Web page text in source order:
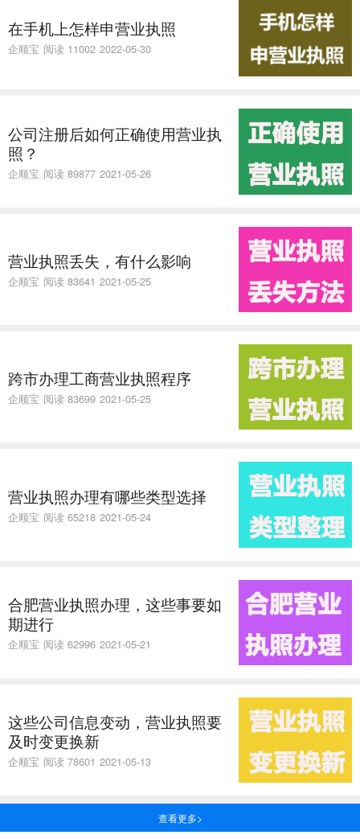
在手机上怎样申营业执照
企顺宝 阅读 11002 2022-05-30
公司注册后如何正确使用营业执
照？
企顺宝 阅读 89877 2021-05-26
营业执照丢失，有什么影响
企顺宝 阅读 83641 2021-05-25
跨市办理工商营业执照程序
企顺宝 阅读 83699 2021-05-25
营业执照办理有哪些类型选择
企顺宝 阅读 65218 2021-05-24
合肥营业执照办理，这些事要如
期进行
企顺宝 阅读 62996 2021-05-21
这些公司信息变动，营业执照要
及时变更换新
企顺宝 阅读 78601 2021-05-13
查看更多>